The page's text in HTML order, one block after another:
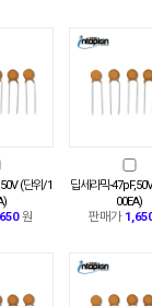
(단위/1
원
딥세라믹-
00EA)
판매가